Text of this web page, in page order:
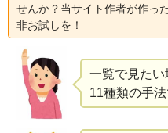
せんか？当サイト作者が作っ
非お試しを！
一覧で見たい
11種類の手